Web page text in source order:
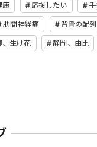
康 応援したい
肋間神経痛 背骨の配列
、生け花 静岡、由比